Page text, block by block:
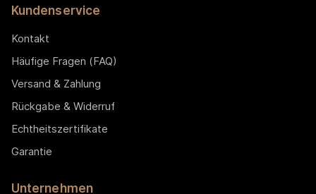
Kundenservice
Kontakt
Häufige Fragen (FAQ)
Versand & Zahlung
Rückgabe & Widerruf
Echtheitszertifikate
Garantie
Unternehmen